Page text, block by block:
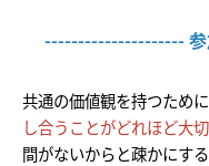
---------------------
共通の価値観を持つために
し合うことがどれほど大
間がないからと疎かにす